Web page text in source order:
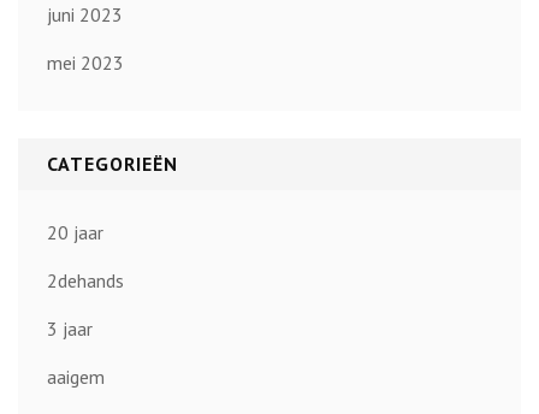
juni 2023
mei 2023
CATEGORIEËN
20 jaar
2dehands
3 jaar
aaigem